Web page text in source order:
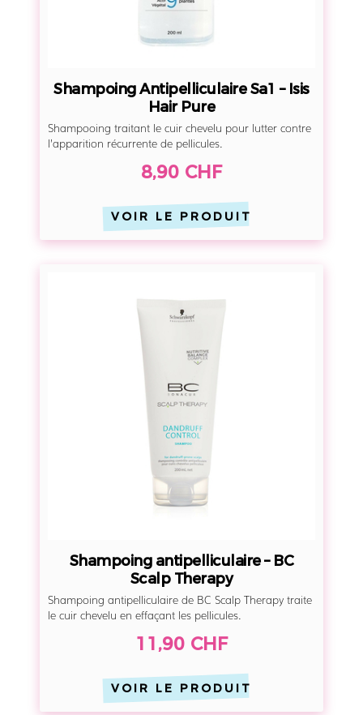
t
p
e
l
c
u
l
a
e
a
–
s
i
s
H
r
P
u
r
e
Shampoing Antipelliculaire Sa1 – Isis
Hair Pure
Shampooing traitant le cuir chevelu pour lutter contre
l’apparition récurrente de pellicules.
8,90 CHF
VOIR LE PRODUIT
h
a
p
o
i
n
g
a
t
p
e
l
i
c
u
l
Shampoing antipelliculaire – BC
Scalp Therapy
Shampoing antipelliculaire de BC Scalp Therapy traite
le cuir chevelu en effaçant les pellicules.
11,90 CHF
VOIR LE PRODUIT